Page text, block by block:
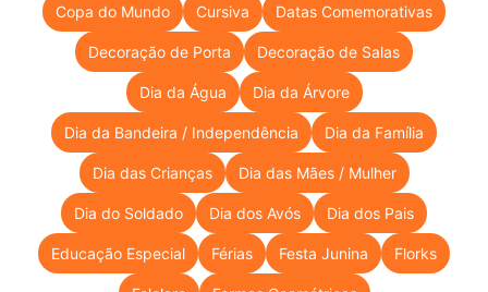
Copa do Mundo Cursiva Datas Comemorativas
Decoração de Porta Decoração de Salas
Dia da Água Dia da Árvore
Dia da Bandeira / Independência Dia da Família
Dia das Crianças Dia das Mães / Mulher
Dia do Soldado Dia dos Avós Dia dos Pais
Educação Especial Férias Festa Junina Florks